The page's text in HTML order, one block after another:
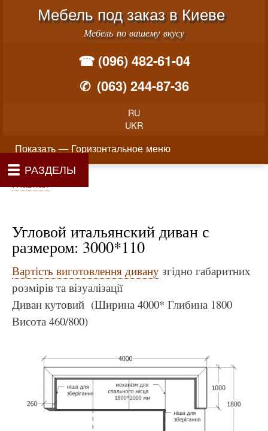
Перейти к основному
Меню учётной записи пользователя
Мебель под заказ в Киеве
Мебель по вашему вкусу
☎ (096) 482-61-04
✆ (063) 244-87-36
RU
UKR
Горизонтальное меню
Показать — Горизонтальное меню
Главная
Угловой итальянский диван с
размером: 3000*110
Вартість виготовлення дивану згідно габаритних
розмірів та візуалізації
Диван кутовий (Ширина 4000* Глибина 1800
Висота 460/800)
РАЗДЕЛЫ